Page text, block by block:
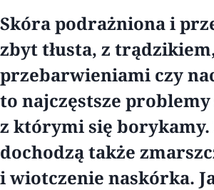
Skóra podrażniona i
zbyt tłusta, z
przebarwieniami czy
to najczęstsze
z którymi się
dochodzą także
i wiotczenie naskórka.